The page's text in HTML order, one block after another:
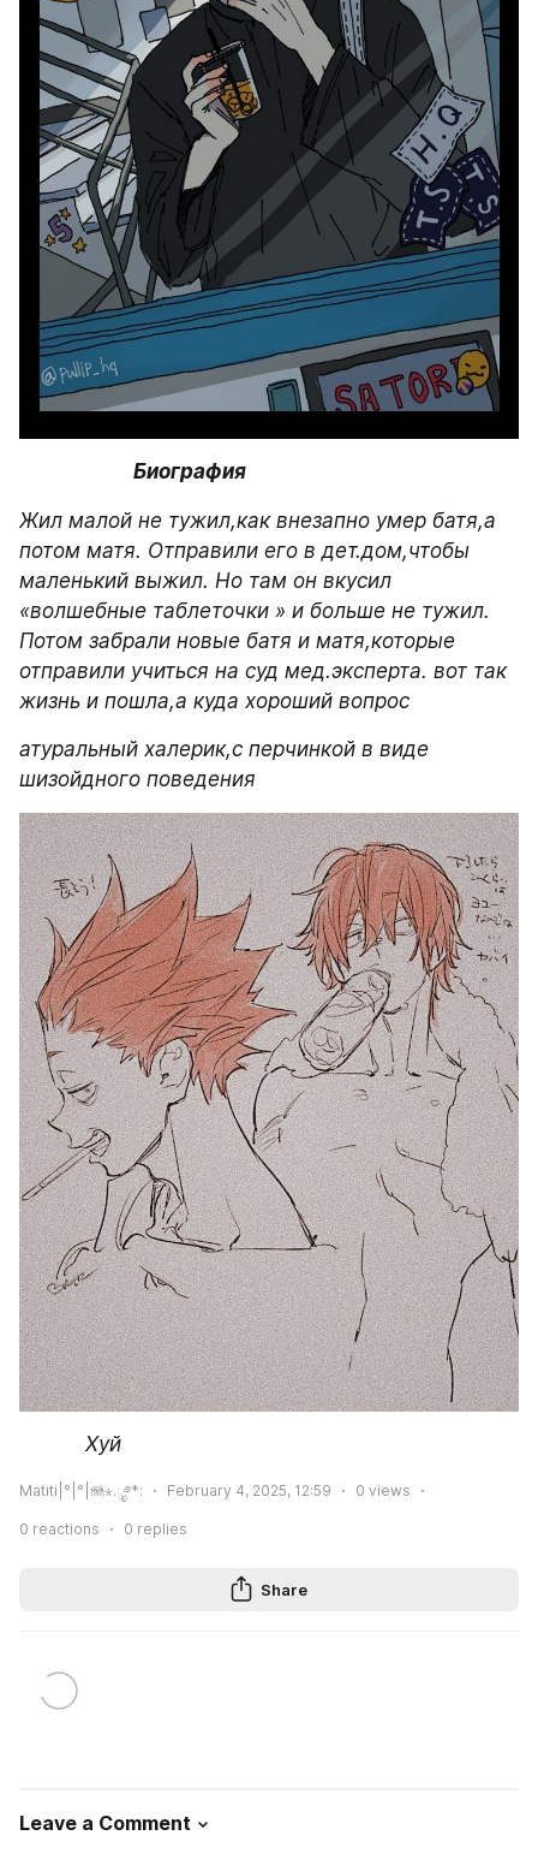
Биография
Жил малой не тужил,как внезапно умер батя,а
потом матя. Отправили его в дет.дом,чтобы
маленький выжил. Но там он вкусил
«волшебные таблеточки » и больше не тужил.
Потом забрали новые батя и матя,которые
отправили учиться на суд мед.эксперта. вот так
жизнь и пошла,а куда хороший вопрос
атуральный халерик,с перчинкой в виде
шизойдного поведения
           Хуй
Matiti|°|°|🪼⋆.ೃ࿔*: February 4, 2025, 12:59 0 views
0 reactions 0 replies
Share
Leave a Comment